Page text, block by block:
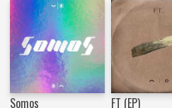
Somos FT (EP)